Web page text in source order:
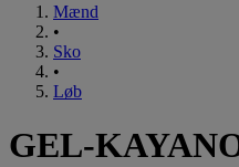
Mænd
•
Sko
•
Løb
GEL-